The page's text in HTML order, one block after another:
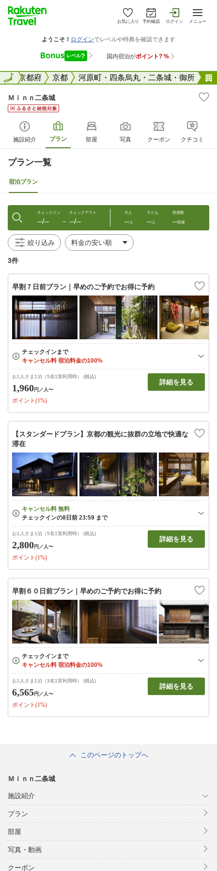
お気に入り 予約確認 ログイン メニュー
全国京都府 京都 河原町・四条烏丸・二条城・御所
全国
Ｍｉｎｎ二条城
施設紹介 プラン 部屋 写真 クーポン クチコミ
プラン一覧
宿泊プラン
チェックイン
--/-- 〜
チェックアウト
--/--
大人
--人
子ども
--人
部屋数
--部屋
絞り込み
3件
早割７日前プラン｜早めのご予約でお得に予約
お1人さま1泊（5名1室利用時） (税込)
1,960円 ／人〜
ポイント(1%)
詳細を見る
【スタンダードプラン】京都の観光に抜群の立地で快適な
滞在
お1人さま1泊（5名1室利用時） (税込)
2,800円 ／人〜
ポイント(1%)
詳細を見る
早割６０日前プラン｜早めのご予約でお得に予約
お1人さま1泊（3名1室利用時） (税込)
6,565円 ／人〜
ポイント(1%)
詳細を見る
このページのトップへ
Ｍｉｎｎ二条城
施設紹介
プラン
部屋
写真・動画
クーポン